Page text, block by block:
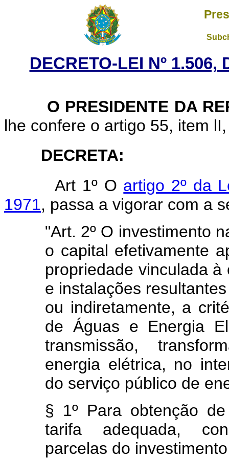
DECRETO-LEI Nº 1.506,
O PRESIDENTE DA
lhe confere o artigo 55, item
DECRETA:
Art 1º O artigo 2º da
1971, passa a vigorar com a
"Art. 2º O investimento
o capital efetivamente
propriedade vinculada
e instalações
ou indiretamente, a
de Águas e Energia
transmissão,
energia elétrica, no
do serviço público de
§ 1º Para obtenção
tarifa adequada,
parcelas do